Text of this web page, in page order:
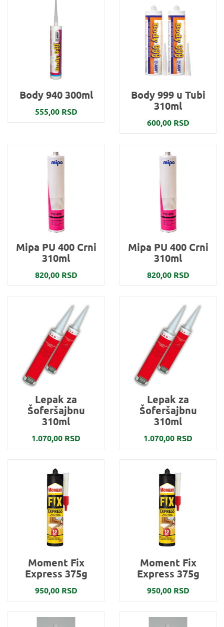
Body 940 300ml
555,00 RSD
Body 999 u Tubi
310ml
600,00 RSD
Mipa PU 400 Crni
310ml
820,00 RSD
Mipa PU 400 Crni
310ml
820,00 RSD
Lepak za
Šoferšajbnu
310ml
1.070,00 RSD
Lepak za
Šoferšajbnu
310ml
1.070,00 RSD
Moment Fix
Express 375g
950,00 RSD
Moment Fix
Express 375g
950,00 RSD